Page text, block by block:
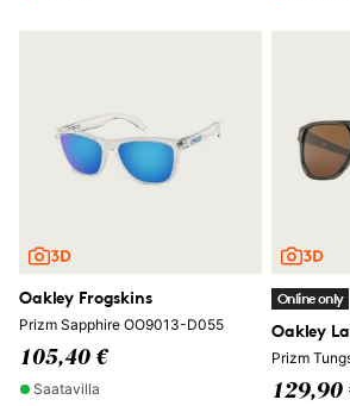
Oakley Frogskins
Prizm Sapphire OO9013-D055
105,40 €
Saatavilla
Online only
Oakley
Prizm
129,90